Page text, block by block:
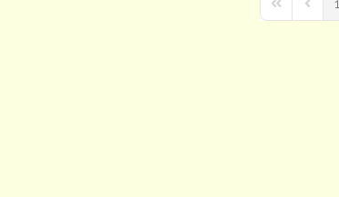
First Page
1